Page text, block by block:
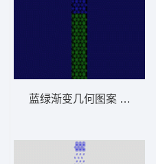
蓝绿渐变几何图案 窗帘